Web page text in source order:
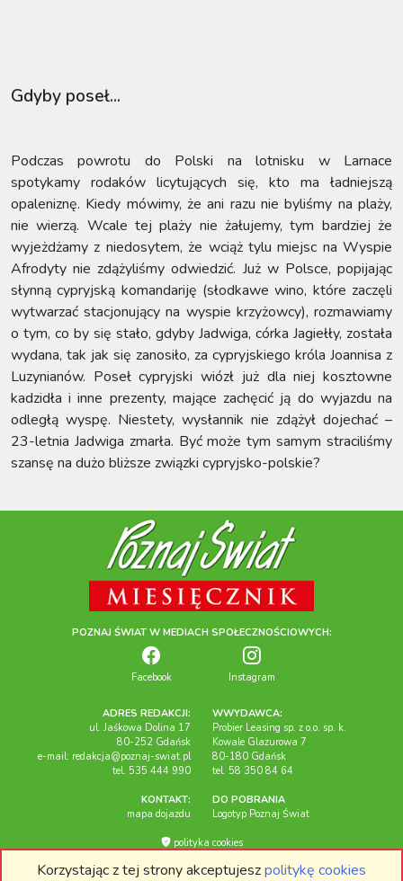
Gdyby poseł...
Podczas powrotu do Polski na lotnisku w Larnace
spotykamy rodaków licytujących się, kto ma ładniejszą
opaleniznę. Kiedy mówimy, że ani razu nie byliśmy na plaży,
nie wierzą. Wcale tej plaży nie żałujemy, tym bardziej że
wyjeżdżamy z niedosytem, że wciąż tylu miejsc na Wyspie
Afrodyty nie zdążyliśmy odwiedzić. Już w Polsce, popijając
słynną cypryjską komandariję (słodkawe wino, które zaczęli
wytwarzać stacjonujący na wyspie krzyżowcy), rozmawiamy
o tym, co by się stało, gdyby Jadwiga, córka Jagiełły, została
wydana, tak jak się zanosiło, za cypryjskiego króla Joannisa z
Luzynianów. Poseł cypryjski wiózł już dla niej kosztowne
kadzidła i inne prezenty, mające zachęcić ją do wyjazdu na
odległą wyspę. Niestety, wysłannik nie zdążył dojechać –
23-letnia Jadwiga zmarła. Być może tym samym straciliśmy
szansę na dużo bliższe związki cypryjsko-polskie?
POZNAJ ŚWIAT W MEDIACH SPOŁECZNOŚCIOWYCH:
Facebook Instagram
ADRES REDAKCJI:
ul. Jaśkowa Dolina 17
80-252 Gdańsk
e-mail: redakcja@poznaj-swiat.pl
tel. 535 444 990
KONTAKT:
mapa dojazdu
WWYDAWCA:
Probier Leasing sp. z o.o. sp. k.
Kowale Glazurowa 7
80-180 Gdańsk
tel. 58 350 84 64
DO POBRANIA
Logotyp Poznaj Świat
polityka cookies
Korzystając z tej strony akceptujeszpolitykę cookies